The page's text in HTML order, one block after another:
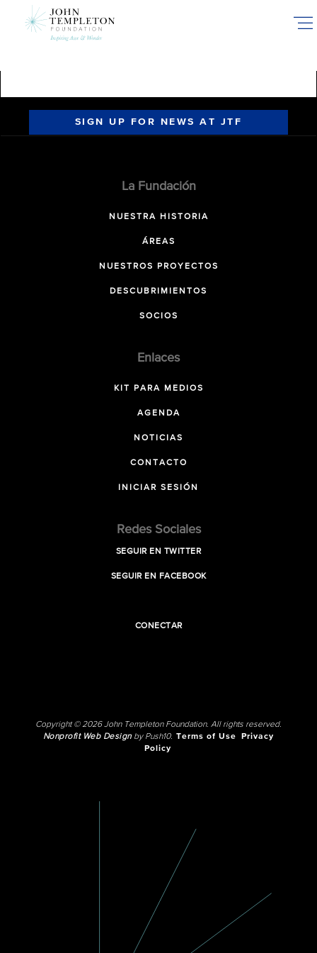
SIGN UP FOR NEWS AT JTF
La Fundación
NUESTRA HISTORIA
ÁREAS
NUESTROS PROYECTOS
DESCUBRIMIENTOS
SOCIOS
Enlaces
KIT PARA MEDIOS
AGENDA
NOTICIAS
CONTACTO
INICIAR SESIÓN
Redes Sociales
SEGUIR EN TWITTER
SEGUIR EN FACEBOOK
CONECTAR
Copyright © 2026 John Templeton Foundation. All rights reserved.
Nonprofit Web Designby Push10. Terms of Use
Privacy
Policy